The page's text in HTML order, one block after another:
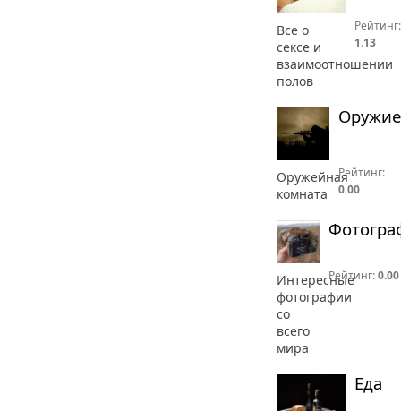
Все о
сексе и
взаимоотношении
полов
Рейтинг:
1.13
Оружие
Оружейная
комната
Рейтинг:
0.00
Интересные
фотографии
со
всего
мира
Рейтинг:0.00
Еда